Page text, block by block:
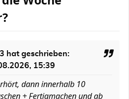
hat geschrieben:
15:39
dann innerhalb 10
+ Fertigmachen und ab